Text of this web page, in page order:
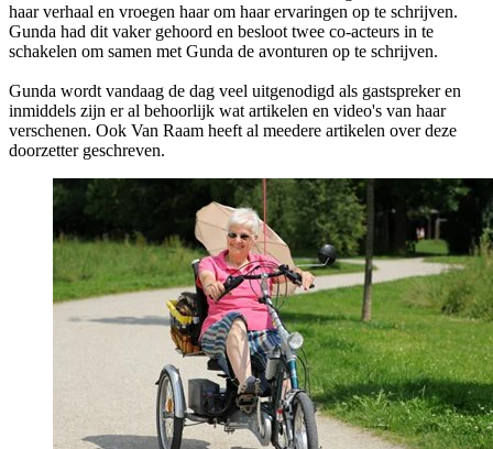
haar verhaal en vroegen haar om haar ervaringen op te schrijven.
Gunda had dit vaker gehoord en besloot twee co-acteurs in te
schakelen om samen met Gunda de avonturen op te schrijven.
Gunda wordt vandaag de dag veel uitgenodigd als gastspreker en
inmiddels zijn er al behoorlijk wat artikelen en video's van haar
verschenen. Ook Van Raam heeft al meedere artikelen over deze
doorzetter geschreven.